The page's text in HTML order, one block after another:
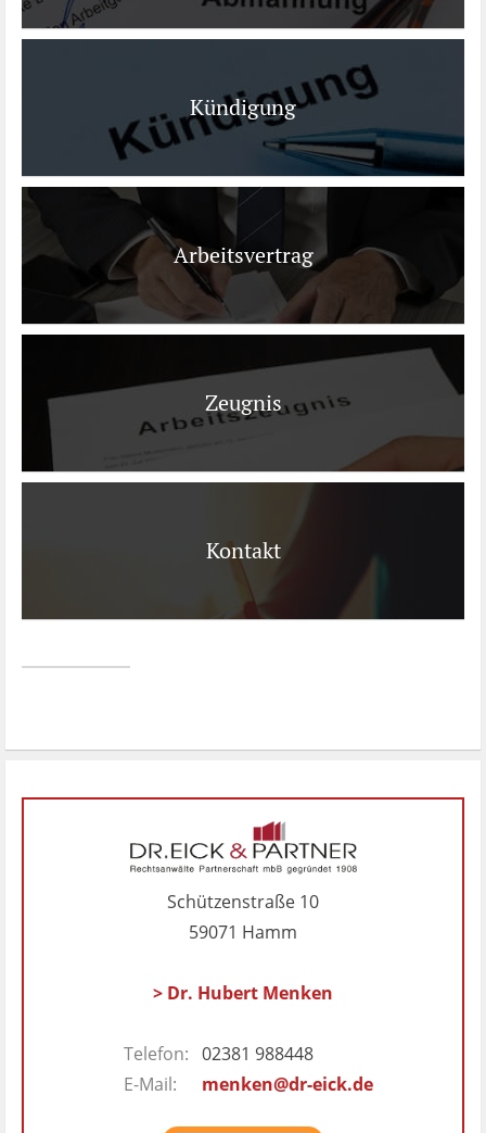
Kündigung
Arbeitsvertrag
Zeugnis
Kontakt
Schützenstraße 10
59071 Hamm
> Dr. Hubert Menken
Telefon: 02381 988448
E-Mail:
menken@dr-eick.de